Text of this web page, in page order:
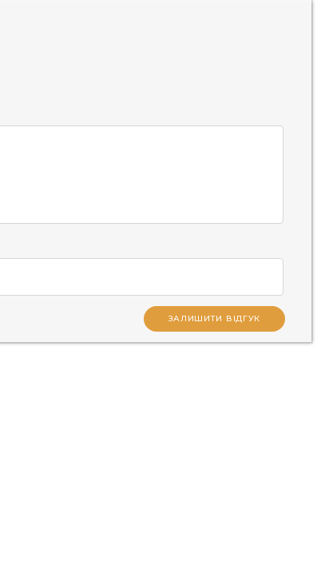
ЗАЛИШИТИ ВІДГУК